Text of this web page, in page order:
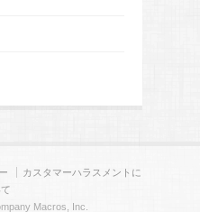
カスタマーハラスメントに
Macros, Inc.